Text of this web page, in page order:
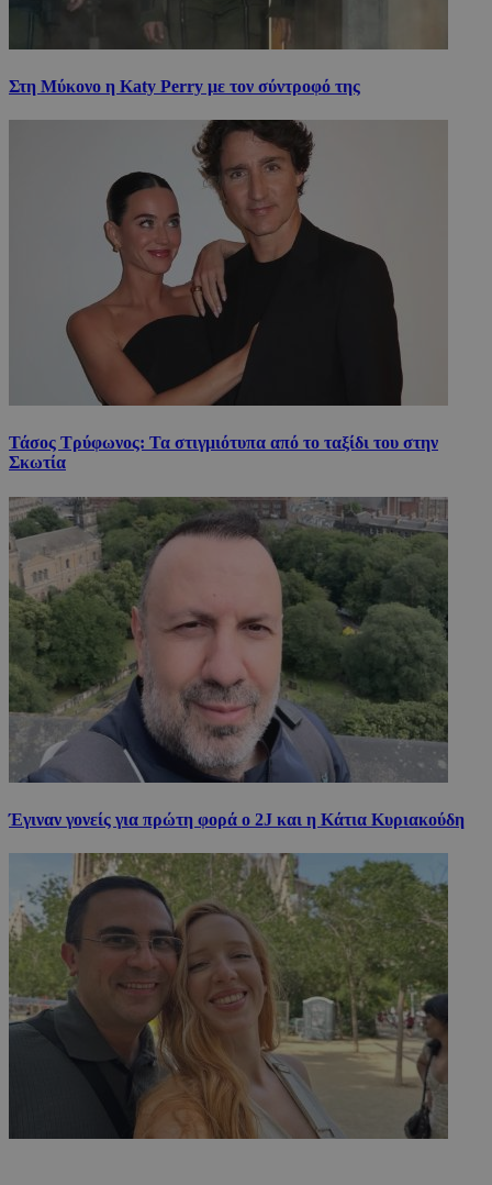
Στη Μύκονο η Katy Perry με τον σύντροφό της
Τάσος Τρύφωνος: Τα στιγμιότυπα από το ταξίδι του στην
Σκωτία
Έγιναν γονείς για πρώτη φορά ο 2J και η Κάτια Κυριακούδη